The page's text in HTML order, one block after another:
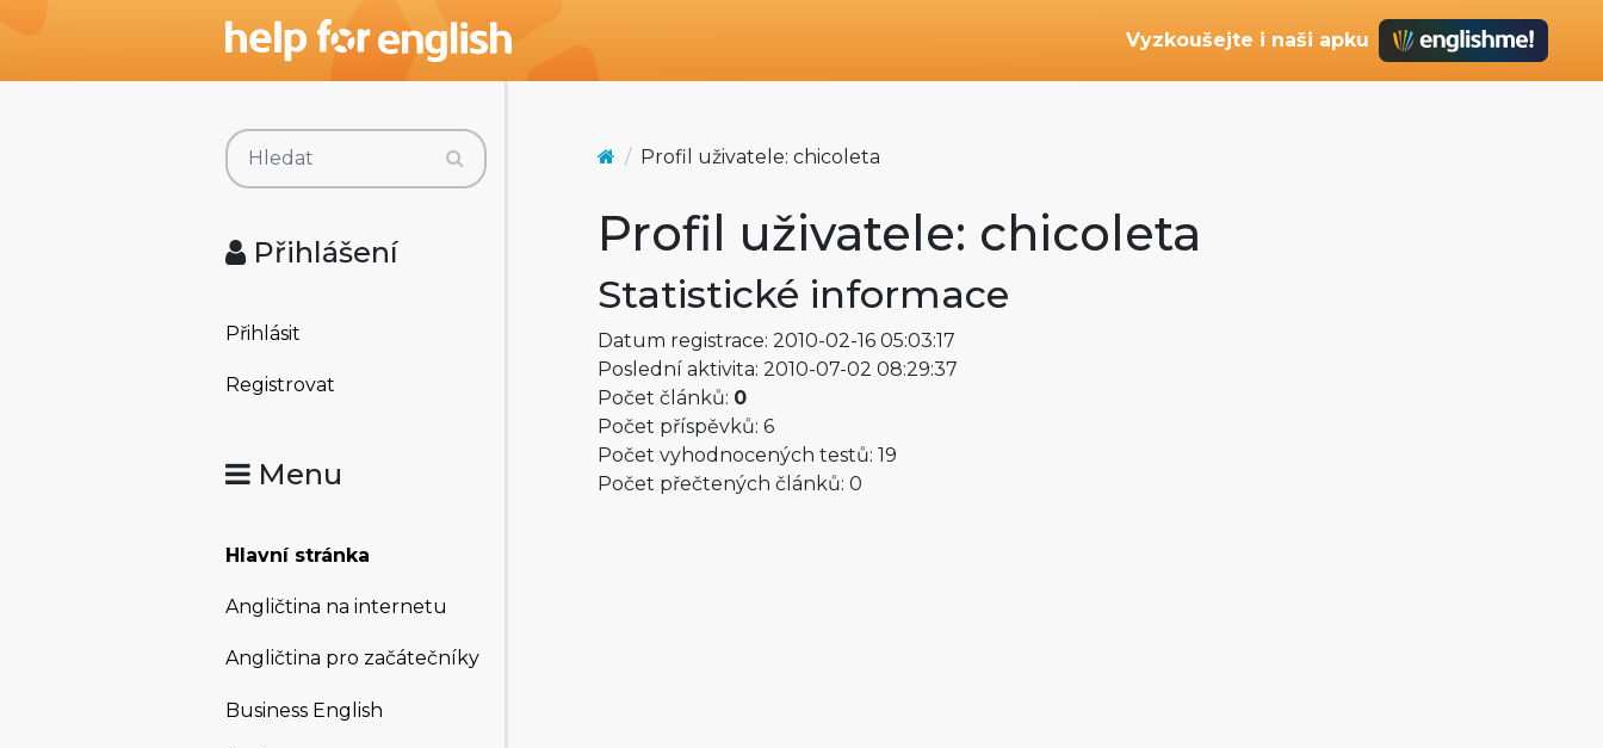
Vyzkoušejte i naši apku
Přihlášení
Přihlásit
Registrovat
Menu
Hlavní stránka
Angličtina na internetu
Angličtina pro začátečníky
Business English
Profil uživatele: chicoleta
Profil uživatele: chicoleta
Statistické informace
Datum registrace: 2010-02-16 05:03:17
Poslední aktivita: 2010-07-02 08:29:37
Počet článků: 0
Počet příspěvků: 6
Počet vyhodnocených testů: 19
Počet přečtených článků: 0